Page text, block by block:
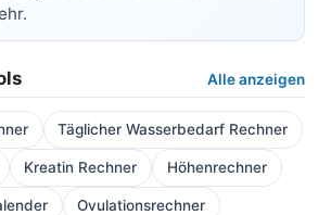
Alle anzeigen
Täglicher Wasserbedarf Rechner
Kreatin Rechner Höhenrechner
Ovulationsrechner